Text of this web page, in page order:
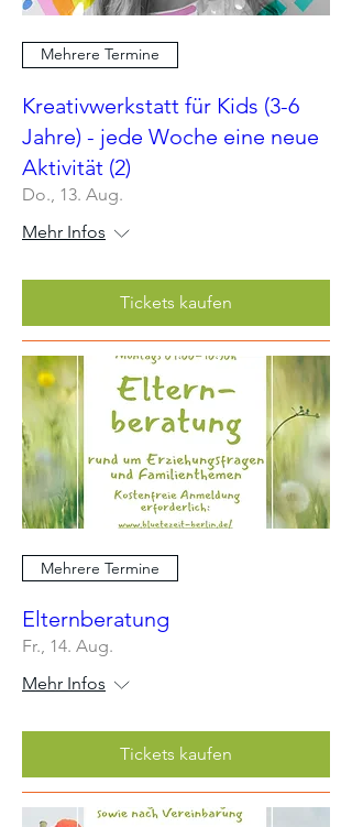
Mehrere Termine
Kreativwerkstatt für Kids (3-6
Jahre) - jede Woche eine neue
Aktivität (2)
Do., 13. Aug.
Mehr Infos
Tickets kaufen
Mehrere Termine
Elternberatung
Fr., 14. Aug.
Mehr Infos
Tickets kaufen